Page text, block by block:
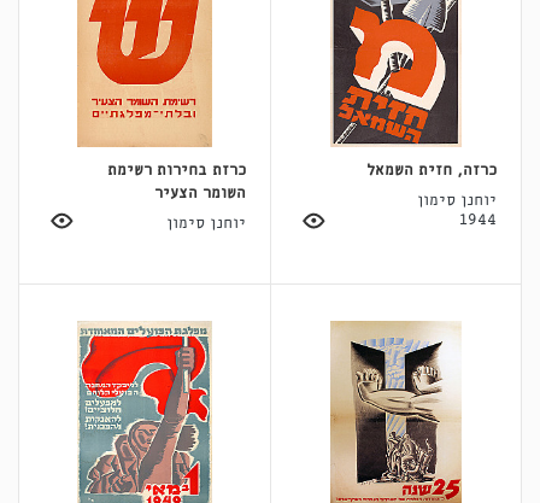
כרזה, חזית השמאל
יוחנן סימון
1944
כרזת בחירות רשימת
השומר הצעיר
יוחנן סימון